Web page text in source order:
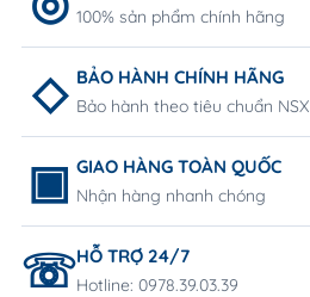
100% sản phẩm chính hãng
BẢO HÀNH CHÍNH HÃNG
Bảo hành theo tiêu chuẩn NSX
GIAO HÀNG TOÀN QUỐC
Nhận hàng nhanh chóng
HỖ TRỢ 24/7
Hotline: 0978.39.03.39